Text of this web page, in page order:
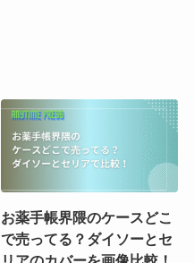
お薬手帳界隈のケースどこ
で売ってる？ダイソーとセ